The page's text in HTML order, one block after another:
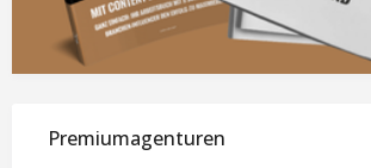
Premiumagenturen